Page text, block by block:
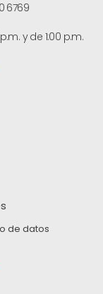
6769
y de 1:00 p.m.
de datos